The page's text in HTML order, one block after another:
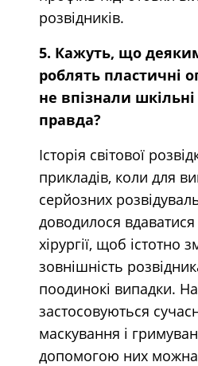
розвідників.
5. Кажуть, що
роблять пластичні
не впізнали
правда?
Історія світової
прикладів, коли для
серйозних
доводилося
хірургії, щоб істотно
зовнішність
поодинокі випадки.
застосовуються
маскування і
допомогою них можна